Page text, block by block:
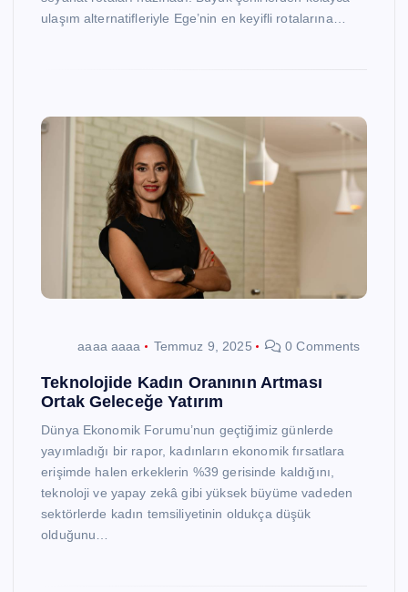
ulaşım alternatifleriyle Ege’nin en keyifli rotalarına…
aaaa aaaa Temmuz 9, 2025 0 Comments
Teknolojide Kadın Oranının Artması
Ortak Geleceğe Yatırım
Dünya Ekonomik Forumu’nun geçtiğimiz günlerde
yayımladığı bir rapor, kadınların ekonomik fırsatlara
erişimde halen erkeklerin %39 gerisinde kaldığını,
teknoloji ve yapay zekâ gibi yüksek büyüme vadeden
sektörlerde kadın temsiliyetinin oldukça düşük
olduğunu…